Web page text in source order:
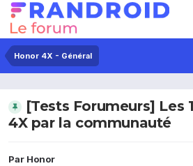
Honor 4X - Général
[Tests Forumeurs] Les
4X par la communauté
Par Honor